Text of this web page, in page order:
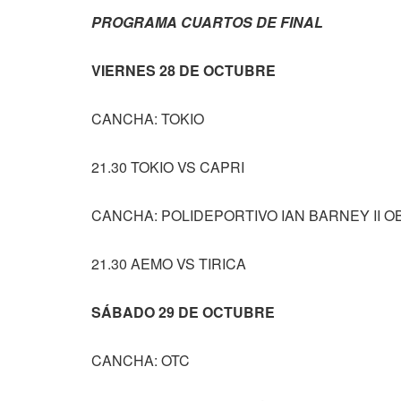
PROGRAMA CUARTOS DE FINAL
VIERNES 28 DE OCTUBRE
CANCHA: TOKIO
21.30 TOKIO VS CAPRI
CANCHA: POLIDEPORTIVO IAN BARNEY II
21.30 AEMO VS TIRICA
SÁBADO 29 DE OCTUBRE
CANCHA: OTC